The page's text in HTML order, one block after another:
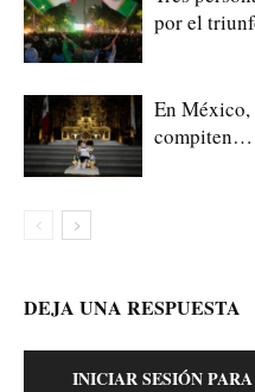
por el
En
compiten…
DEJA UNA RESPUESTA
INICIAR SESIÓN